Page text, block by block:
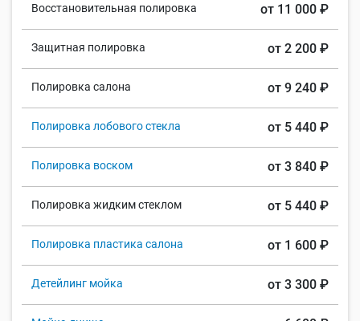
Восстановительная полировка от 11 000 ₽
Защитная полировка от 2 200 ₽
Полировка салона от 9 240 ₽
Полировка лобового стекла от 5 440 ₽
Полировка воском от 3 840 ₽
Полировка жидким стеклом от 5 440 ₽
Полировка пластика салона от 1 600 ₽
Детейлинг мойка от 3 300 ₽